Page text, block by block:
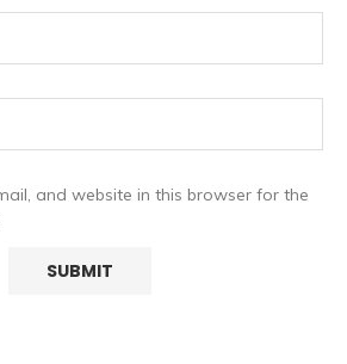
and website in this browser for the